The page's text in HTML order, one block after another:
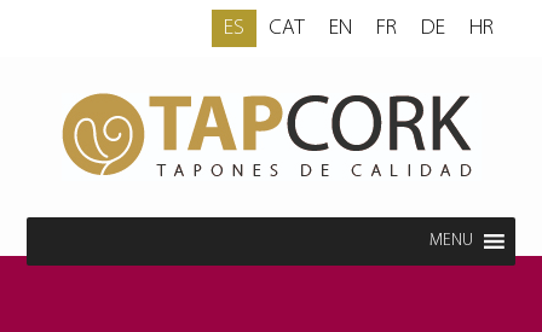
ES CAT EN FR DE HR
MENU